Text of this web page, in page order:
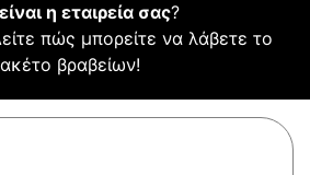
η εταιρεία σας?
πώς μπορείτε να λάβετε το
βραβείων!